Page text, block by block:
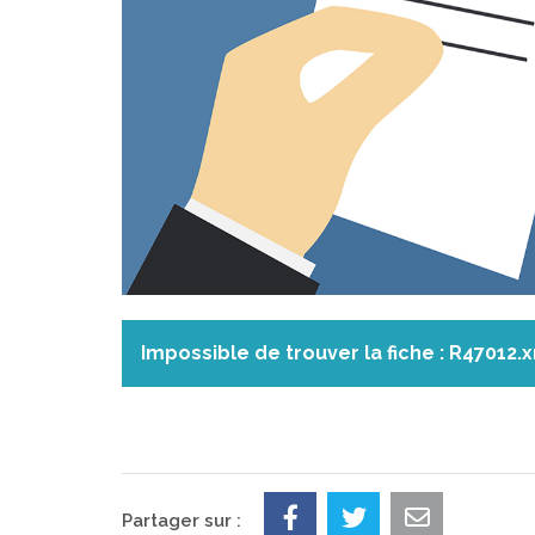
Impossible de trouver la fiche :
Partager sur :